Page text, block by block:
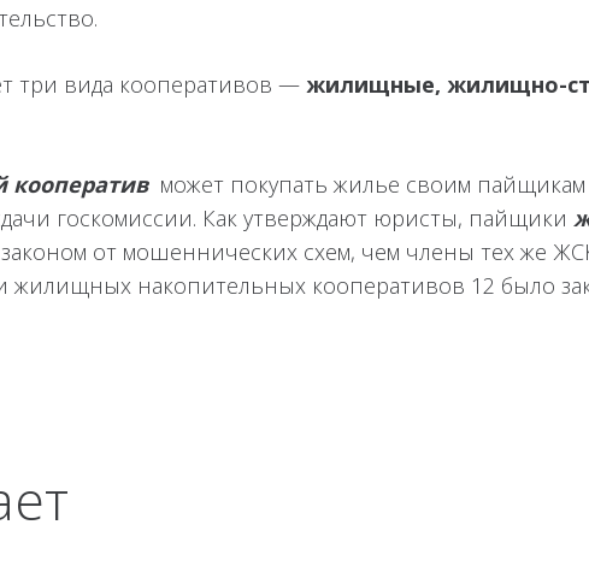
три вида кооперативов — жилищные, жилищно-
может покупать жилье своим
госкомиссии. Как утверждают юристы, пайщики
от мошеннических схем, чем члены тех же
жилищных накопительных кооперативов 12 было